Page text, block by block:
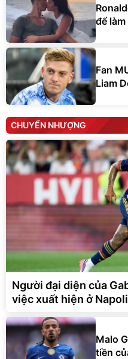
để
Fan
Liam
CHUYỂN NHƯỢNG
Người đại diện của
việc xuất hiện ở Napoli
Malo
tiền